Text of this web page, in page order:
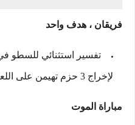
فريقان ، هدف واحد
لإخراج 3 حزم تهيمن على اللعبة أولاً.
مباراة الموت